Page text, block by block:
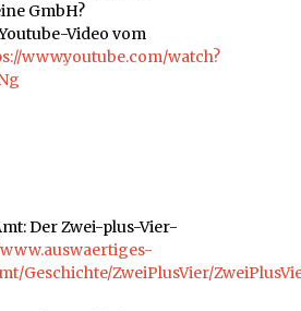
GmbH?
Video vom
www.youtube.com/watch?
Der Zwei-plus-Vier-
Geschichte/ZweiPlusVier/